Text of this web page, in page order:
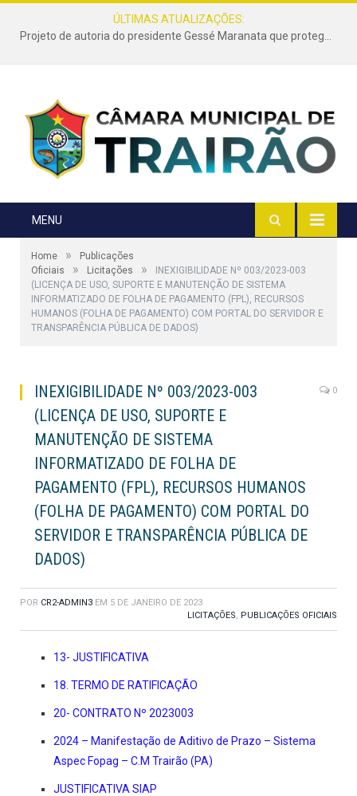
ÚLTIMAS ATUALIZAÇÕES:
Projeto de autoria do presidente Gessé Maranata que protege as estradas vicinais de Trairão é transformado em lei
MENU
Home »
Publicações
Oficiais
» Licitações »
INEXIGIBILIDADE Nº 003/2023-003
(LICENÇA DE USO, SUPORTE E MANUTENÇÃO DE SISTEMA
INFORMATIZADO DE FOLHA DE PAGAMENTO (FPL), RECURSOS
HUMANOS (FOLHA DE PAGAMENTO) COM PORTAL DO SERVIDOR E
TRANSPARÊNCIA PÚBLICA DE DADOS)
INEXIGIBILIDADE Nº 003/2023-003
(LICENÇA DE USO, SUPORTE E
MANUTENÇÃO DE SISTEMA
INFORMATIZADO DE FOLHA DE
PAGAMENTO (FPL), RECURSOS HUMANOS
(FOLHA DE PAGAMENTO) COM PORTAL DO
SERVIDOR E TRANSPARÊNCIA PÚBLICA DE
DADOS)
0
POR CR2-ADMIN3 EM 5 DE JANEIRO DE 2023
LICITAÇÕES, PUBLICAÇÕES OFICIAIS
13- JUSTIFICATIVA
18. TERMO DE RATIFICAÇÃO
20- CONTRATO Nº 2023003
2024 – Manifestação de Aditivo de Prazo – Sistema
Aspec Fopag – C.M Trairão (PA)
JUSTIFICATIVA SIAP